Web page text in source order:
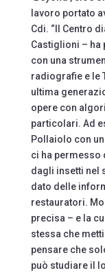
lavoro portato
Cdi. “Il Centro
Castiglioni – ha
con una
radiografie e le
ultima
opere con
particolari. Ad
Pollaiolo con
ci ha permesso
dagli insetti nel
dato delle
restauratori.
precisa – e la
stessa che
pensare che
può studiare il